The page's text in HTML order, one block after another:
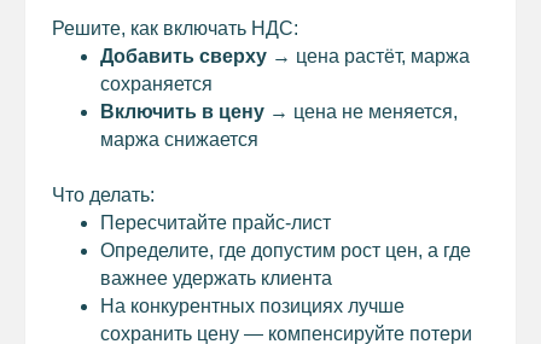
Решите, как включать НДС:
Добавить сверху → цена растёт, маржа
сохраняется
Включить в цену → цена не меняется,
маржа снижается
Что делать:
Пересчитайте прайс-лист
Определите, где допустим рост цен, а где
важнее удержать клиента
На конкурентных позициях лучше
сохранить цену — компенсируйте потери